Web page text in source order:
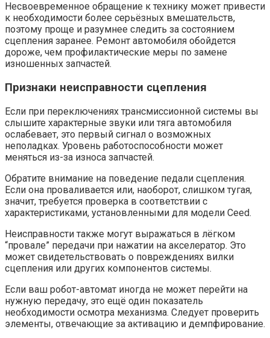
Несвоевременное обращение к технику может привести
к необходимости более серьёзных вмешательств,
поэтому проще и разумнее следить за состоянием
сцепления заранее. Ремонт автомобиля обойдется
дороже, чем профилактические меры по замене
изношенных запчастей.
Признаки неисправности сцепления
Если при переключениях трансмиссионной системы вы
слышите характерные звуки или тяга автомобиля
ослабевает, это первый сигнал о возможных
неполадках. Уровень работоспособности может
меняться из-за износа запчастей.
Обратите внимание на поведение педали сцепления.
Если она проваливается или, наоборот, слишком тугая,
значит, требуется проверка в соответствии с
характеристиками, установленными для модели Ceed.
Неисправности также могут выражаться в лёгком
“провале” передачи при нажатии на акселератор. Это
может свидетельствовать о повреждениях вилки
сцепления или других компонентов системы.
Если ваш робот-автомат иногда не может перейти на
нужную передачу, это ещё один показатель
необходимости осмотра механизма. Следует проверить
элементы, отвечающие за активацию и демпфирование.